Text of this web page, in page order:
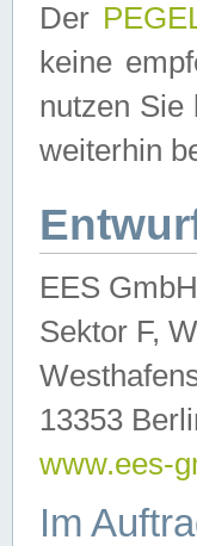
Der
keine
nutzen Sie
weiterhin
EES GmbH
Sektor F,
13353
www.ees-
Im